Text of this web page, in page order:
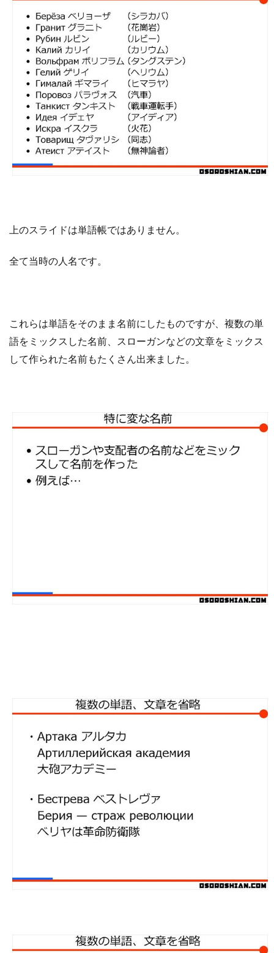
上のスライドは単語帳ではありません。
全て当時の人名です。
これらは単語をそのまま名前にしたものですが、 複数の単
語を ミックス した名前 スローガンなどの文章を ミックス
して作られた名前もたくさん出来ました 。